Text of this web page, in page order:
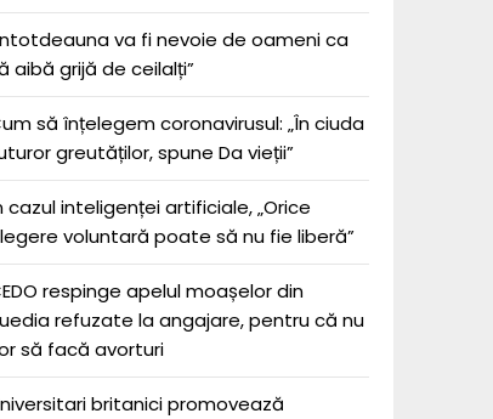
va fi nevoie de oameni ca
aibă grijă de ceilalți”
să înțelegem coronavirusul: „În ciuda
greutăților, spune Da vieții”
cazul inteligenței artificiale, „Orice
voluntară poate să nu fie liberă”
respinge apelul moașelor din
refuzate la angajare, pentru că nu
să facă avorturi
britanici promovează